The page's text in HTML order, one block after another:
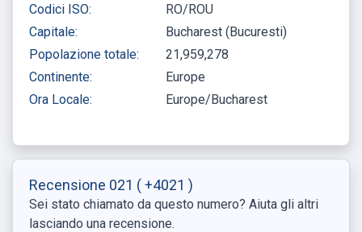
Codici ISO:
RO/ROU
Capitale:
Bucharest (Bucuresti)
Popolazione totale:
21,959,278
Continente:
Europe
Ora Locale:
Europe/Bucharest
Recensione 021 ( +4021 )
Sei stato chiamato da questo numero? Aiuta gli altri
lasciando una recensione.